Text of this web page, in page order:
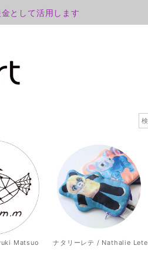
として活用します
Matsuo ナタリーレテ / Nathalie Lete